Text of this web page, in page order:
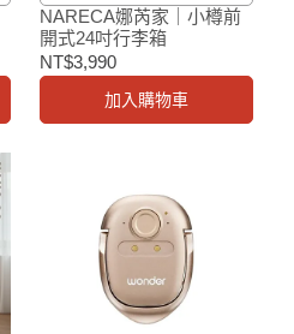
NARECA娜芮家｜小樽前
開式24吋行李箱
NT$3,990
加入購物車